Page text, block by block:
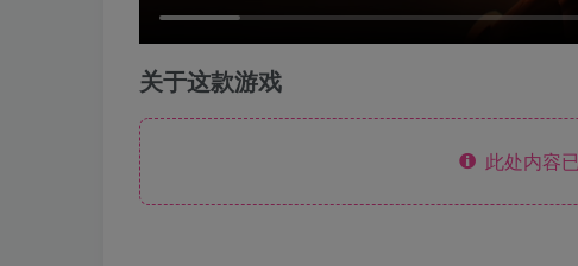
关于这款游戏
此处内容